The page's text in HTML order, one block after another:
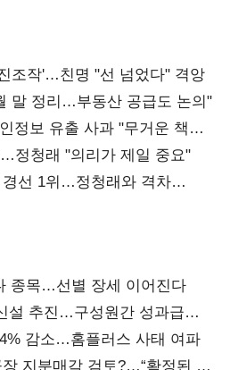
조작'…친명 "선 넘었다" 격앙
말 정리…부동산 공급도 논의"
정보 유출 사과 "무거운 책임
정청래 "의리가 제일 중요"
경선 1위…정청래와 격차
종목…선별 장세 이어진다
설 추진…구성원간 성과급
감소…홈플러스 사태 여파
지분매각 검토?…“확정된 바